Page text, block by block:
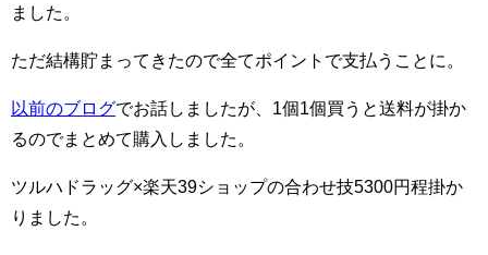
ました。
ただ結構貯まってきたので全てポイントで支払うことに。
以前のブログでお話しましたが、1個1個買うと送料が掛か
るのでまとめて購入しました。
ツルハドラッグ×楽天39ショップの合わせ技5300円程掛か
りました。